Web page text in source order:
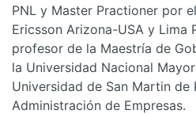
PNL y Master Practioner por
Ericsson Arizona-USA y Lima
profesor de la Maestría de
la Universidad Nacional
Universidad de San Martin de
Administración de Empresas.